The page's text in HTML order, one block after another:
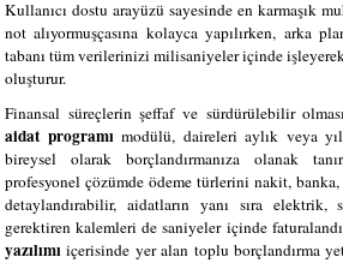
Kullanıcı dostu arayüzü sayesinde en karmaşık
not alıyormuşçasına kolayca yapılırken, arka
tabanı tüm verilerinizi milisaniyeler içinde
oluşturur.
Finansal süreçlerin şeffaf ve sürdürülebilir
aidat programımodülü, daireleri aylık veya
bireysel olarak borçlandırmanıza olanak
profesyonel çözümde ödeme türlerini nakit,
detaylandırabilir, aidatların yanı sıra
gerektiren kalemleri de saniyeler içinde
yazılımı içerisinde yer alan toplu borçlandırma